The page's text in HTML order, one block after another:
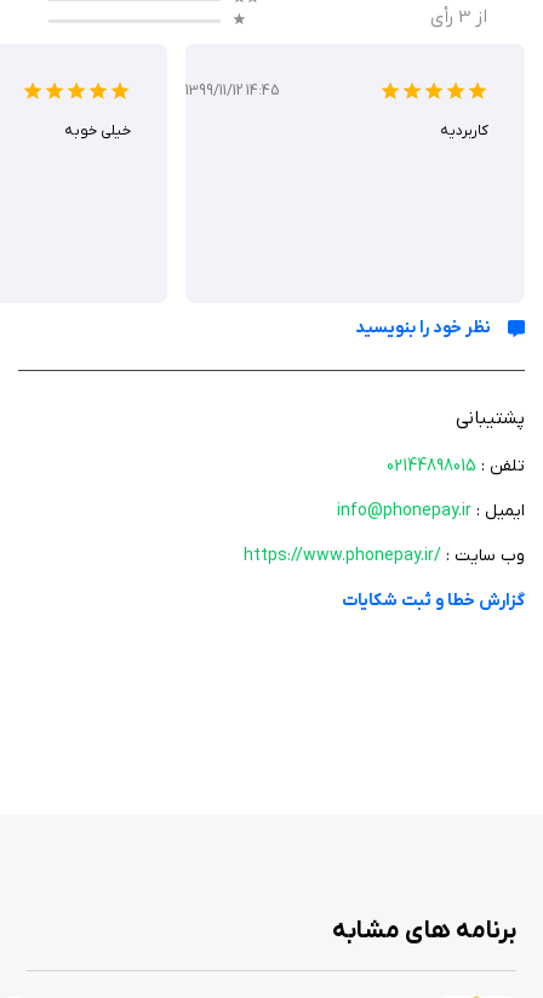
به روز در پیشبرد فرهنگ پرداخت آنلاین تلاش کند. برای تماس با ما و ارایه‌ی هر
02144898015 با ما در ارتباط باشید.
از3 رأی
1399/11/12 14:45
کاربردیه خیلی خوبه
نظر خود را بنویسید
پشتیبانی
تلفن : 02144898015
ایمیل : info@phonepay.ir
وب سایت : https://www.phonepay.ir/
گزارش خطا و ثبت شکایات
برنامه های مشابه